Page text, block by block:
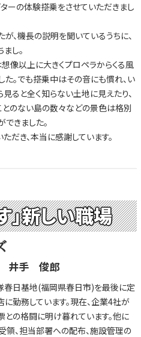
ーの体験搭乗をさせていただきまし
、機長の説明を聞いているうちに、
し。
像以上に大きくプロペラからくる風
た。でも搭乗中はその音にも慣れ、い
ると全く知らない土地に見えたり、
のない島の数々などの景色は格別
きました。
だき、本当に感謝しています。
」新しい職場
井手 俊郎
日基地(福岡県春日市)を最後に定
勤務しています。現在、企業4社が
の格闘に明け暮れています。他に
領、担当部署への配布、施設管理の